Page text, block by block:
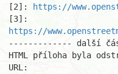
[2]:
https://
https://
------------- další
HTML příloha byla
URL: